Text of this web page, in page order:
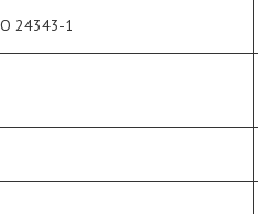
24343-1